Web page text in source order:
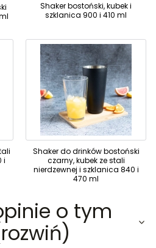
Shaker bostoński, kubek i
szklanica 900 i 410 ml
i
Shaker do drinków bostoński
czarny, kubek ze stali
nierdzewnej i szklanica 840 i
470 ml
o tym